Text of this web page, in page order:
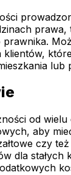
prawnika.
od
aby
czy
dla